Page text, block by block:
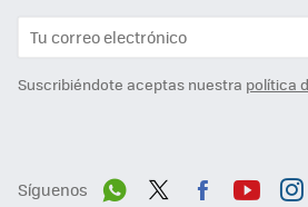
Suscribiéndote aceptas nuestra política
Síguenos